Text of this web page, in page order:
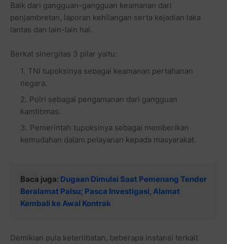
Baik dari gangguan-gangguan keamanan dari
penjambretan, laporan kehilangan serta kejadian laka
lantas dan lain-lain hal.
Berkat sinergitas 3 pilar yaitu:
TNI tupoksinya sebagai keamanan pertahanan
negara.
Polri sebagai pengamanan dari gangguan
kamtibmas.
Pemerintah tupoksinya sebagai memberikan
kemudahan dalam pelayanan kepada masyarakat.
Baca juga: Dugaan Dimulai Saat Pemenang Tender
Beralamat Palsu; Pasca Investigasi, Alamat
Kembali ke Awal Kontrak
Demikian pula keterlibatan, beberapa instansi terkait